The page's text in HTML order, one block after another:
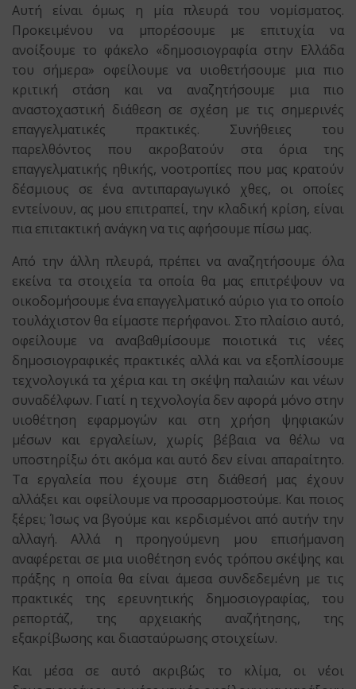
Αυτή είναι όμως η μία πλευρά του νομίσματος.
Προκειμένου να μπορέσουμε με επιτυχία να
ανοίξουμε το φάκελο «δημοσιογραφία στην Ελλάδα
του σήμερα» οφείλουμε να υιοθετήσουμε μια πιο
κριτική στάση και να αναζητήσουμε μια πιο
αναστοχαστική διάθεση σε σχέση με τις σημερινές
επαγγελματικές πρακτικές. Συνήθειες του
παρελθόντος που ακροβατούν στα όρια της
επαγγελματικής ηθικής, νοοτροπίες που μας κρατούν
δέσμιους σε ένα αντιπαραγωγικό χθες, οι οποίες
εντείνουν, ας μου επιτραπεί, την κλαδική κρίση, είναι
πια επιτακτική ανάγκη να τις αφήσουμε πίσω μας.
Από την άλλη πλευρά, πρέπει να αναζητήσουμε όλα
εκείνα τα στοιχεία τα οποία θα μας επιτρέψουν να
οικοδομήσουμε ένα επαγγελματικό αύριο για το οποίο
τουλάχιστον θα είμαστε περήφανοι. Στο πλαίσιο αυτό,
οφείλουμε να αναβαθμίσουμε ποιοτικά τις νέες
δημοσιογραφικές πρακτικές αλλά και να εξοπλίσουμε
τεχνολογικά τα χέρια και τη σκέψη παλαιών και νέων
συναδέλφων. Γιατί η τεχνολογία δεν αφορά μόνο στην
υιοθέτηση εφαρμογών και στη χρήση ψηφιακών
μέσων και εργαλείων, χωρίς βέβαια να θέλω να
υποστηρίξω ότι ακόμα και αυτό δεν είναι απαραίτητο.
Τα εργαλεία που έχουμε στη διάθεσή μας έχουν
αλλάξει και οφείλουμε να προσαρμοστούμε. Και ποιος
ξέρει; Ίσως να βγούμε και κερδισμένοι από αυτήν την
αλλαγή. Αλλά η προηγούμενη μου επισήμανση
αναφέρεται σε μια υιοθέτηση ενός τρόπου σκέψης και
πράξης η οποία θα είναι άμεσα συνδεδεμένη με τις
πρακτικές της ερευνητικής δημοσιογραφίας, του
ρεπορτάζ, της αρχειακής αναζήτησης, της
εξακρίβωσης και διασταύρωσης στοιχείων.
Και μέσα σε αυτό ακριβώς το κλίμα, οι νέοι